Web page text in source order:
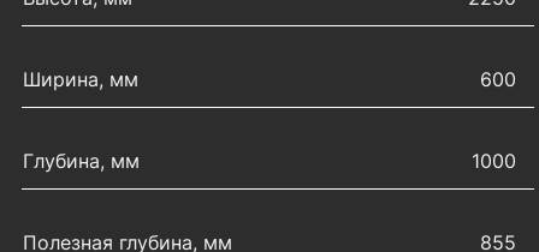
Ширина, мм 600
Глубина, мм 1000
Полезная глубина, мм 855